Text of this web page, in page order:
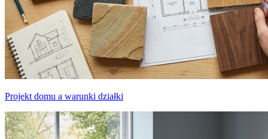
Projekt domu a warunki działki